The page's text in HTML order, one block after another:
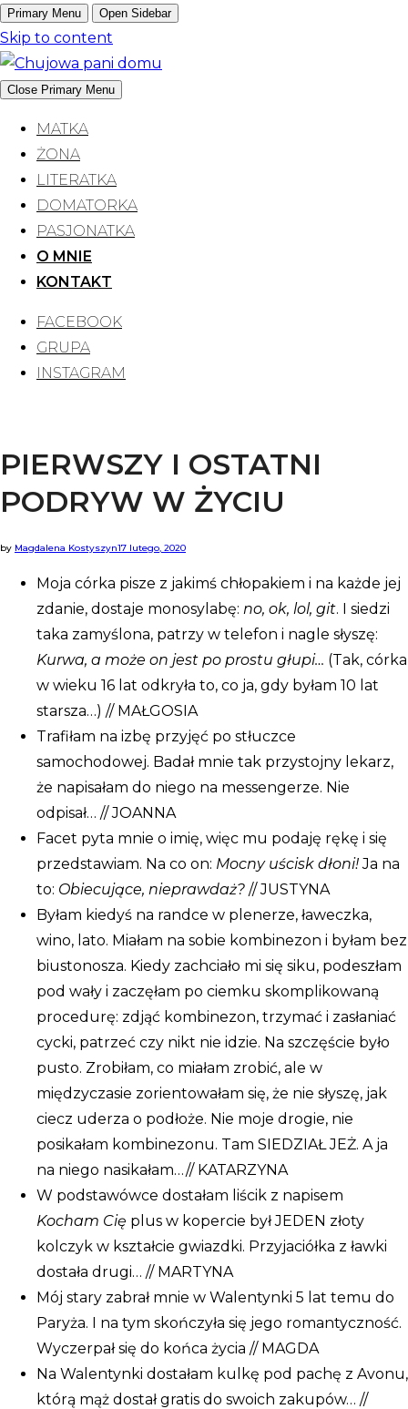
Primary Menu Open Sidebar
Skip to content
pani
CHPD
Close Primary Menu
MATKA
ŻONA
LITERATKA
DOMATORKA
PASJONATKA
O MNIE
KONTAKT
FACEBOOK
GRUPA
INSTAGRAM
PIERWSZY I OSTATNI
PODRYW W ŻYCIU
by Magdalena Kostyszyn17 lutego, 2020
Moja córka pisze z jakimś chłopakiem i na każde jej
zdanie, dostaje monosylabę: no, ok, lol, git. I siedzi
taka zamyślona, patrzy w telefon i nagle słyszę:
Kurwa, a może on jest po prostu głupi… (Tak, córka
w wieku 16 lat odkryła to, co ja, gdy byłam 10 lat
starsza…) // MAŁGOSIA
Trafiłam na izbę przyjęć po stłuczce
samochodowej. Badał mnie tak przystojny lekarz,
że napisałam do niego na messengerze. Nie
odpisał… // JOANNA
Facet pyta mnie o imię, więc mu podaję rękę i się
przedstawiam. Na co on: Mocny uścisk dłoni!Ja na
to: Obiecujące, nieprawdaż? // JUSTYNA
Byłam kiedyś na randce w plenerze, ławeczka,
wino, lato. Miałam na sobie kombinezon i byłam bez
biustonosza. Kiedy zachciało mi się siku, podeszłam
pod wały i zaczęłam po ciemku skomplikowaną
procedurę: zdjąć kombinezon, trzymać i zasłaniać
cycki, patrzeć czy nikt nie idzie. Na szczęście było
pusto. Zrobiłam, co miałam zrobić, ale w
międzyczasie zorientowałam się, że nie słyszę, jak
ciecz uderza o podłoże. Nie moje drogie, nie
posikałam kombinezonu. Tam SIEDZIAŁ JEŻ. A ja
na niego nasikałam…// KATARZYNA
W podstawówce dostałam liścik z napisem
Kocham Cię plus w kopercie był JEDEN złoty
kolczyk w kształcie gwiazdki. Przyjaciółka z ławki
dostała drugi… // MARTYNA
Mój stary zabrał mnie w Walentynki 5 lat temu do
Paryża. I na tym skończyła się jego romantyczność.
Wyczerpał się do końca życia // MAGDA
Na Walentynki dostałam kulkę pod pachę z Avonu,
którą mąż dostał gratis do swoich zakupów… //